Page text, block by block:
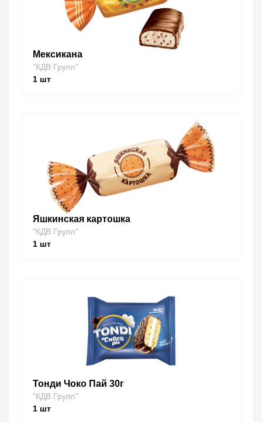
Мексикана
"КДВ Групп"
1 шт
Яшкинская картошка
"КДВ Групп"
1 шт
Тонди Чоко Пай 30г
"КДВ Групп"
1 шт